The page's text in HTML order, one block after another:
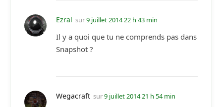
Ezral sur9 juillet 2014 22 h 43 min
Il y a quoi que tu ne comprends pas dans
Snapshot ?
Wegacraft sur9 juillet 2014 21 h 54 min